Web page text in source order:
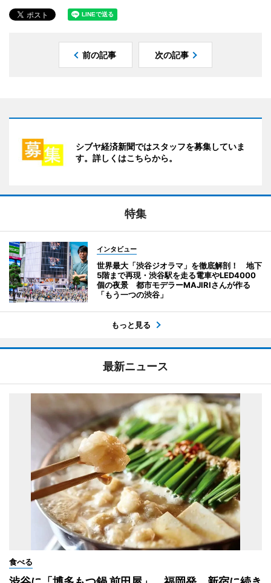
前の記事 次の記事
シブヤ経済新聞ではスタッフを募集していま
す。詳しくはこちらから。
特集
インタビュー
世界最大「渋谷ジオラマ」を徹底解剖！ 地下
5階まで再現・渋谷駅を走る電車やLED4000
個の夜景 都市モデラーMAJIRIさんが作る
「もう一つの渋谷」
もっと見る
最新ニュース
食べる